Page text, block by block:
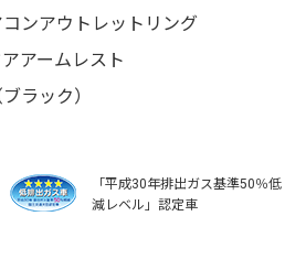
ンアウトレットリング
アームレスト
ラック）
「平成30年排出ガス基準50％低
減レベル」認定車